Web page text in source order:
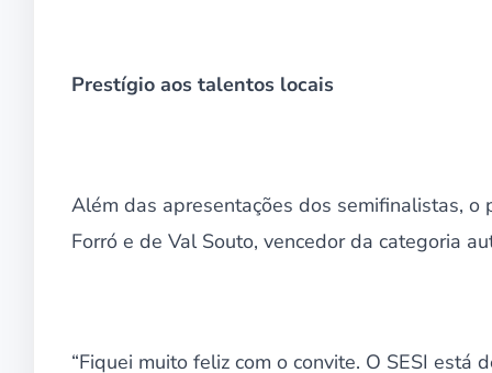
Prestígio aos talentos locais
Além das apresentações dos semifinalistas,
Forró e de Val Souto, vencedor da categoria
“Fiquei muito feliz com o convite. O SESI